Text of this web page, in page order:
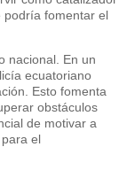
podría fomentar el
nacional. En un
ecuatoriano
Esto fomenta
obstáculos
de motivar a
el